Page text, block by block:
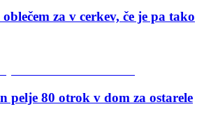
za v cerkev, če je pa tako
pelje 80 otrok v dom za ostarele